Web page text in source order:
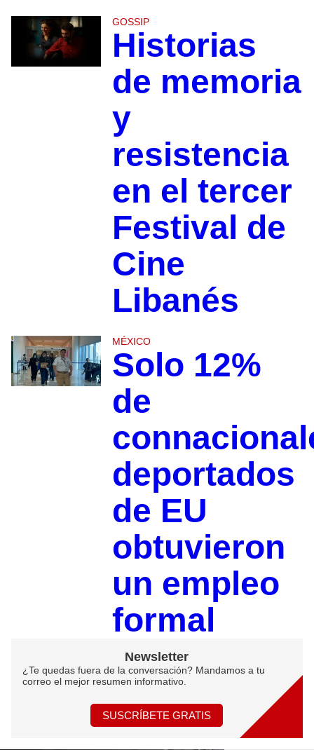
GOSSIP
Historias
de memoria
y
resistencia
en el tercer
Festival de
Cine
Libanés
MÉXICO
Solo 12%
de
deportados
de EU
obtuvieron
un empleo
formal
Newsletter
¿Te quedas fuera de la conversación? Mandamos a tu
correo el mejor resumen informativo.
SUSCRÍBETE GRATIS